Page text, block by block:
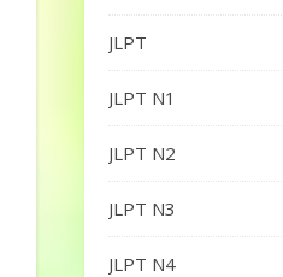
JLPT
JLPT N1
JLPT N2
JLPT N3
JLPT N4